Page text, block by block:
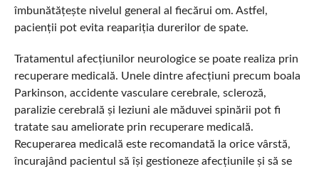
îmbunătățește nivelul general al fiecărui om. Astfel,
pacienții pot evita reapariția durerilor de spate.
Tratamentul afecțiunilor neurologice se poate realiza prin
recuperare medicală. Unele dintre afecțiuni precum boala
Parkinson, accidente vasculare cerebrale, scleroză,
paralizie cerebrală și leziuni ale măduvei spinării pot fi
tratate sau ameliorate prin recuperare medicală.
Recuperarea medicală este recomandată la orice vârstă,
încurajând pacientul să își gestioneze afecțiunile și să se